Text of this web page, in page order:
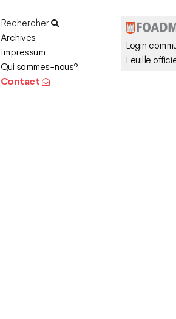
Rechercher
Archives
Impressum
Qui sommes-nous?
Contact
Login
Feuille